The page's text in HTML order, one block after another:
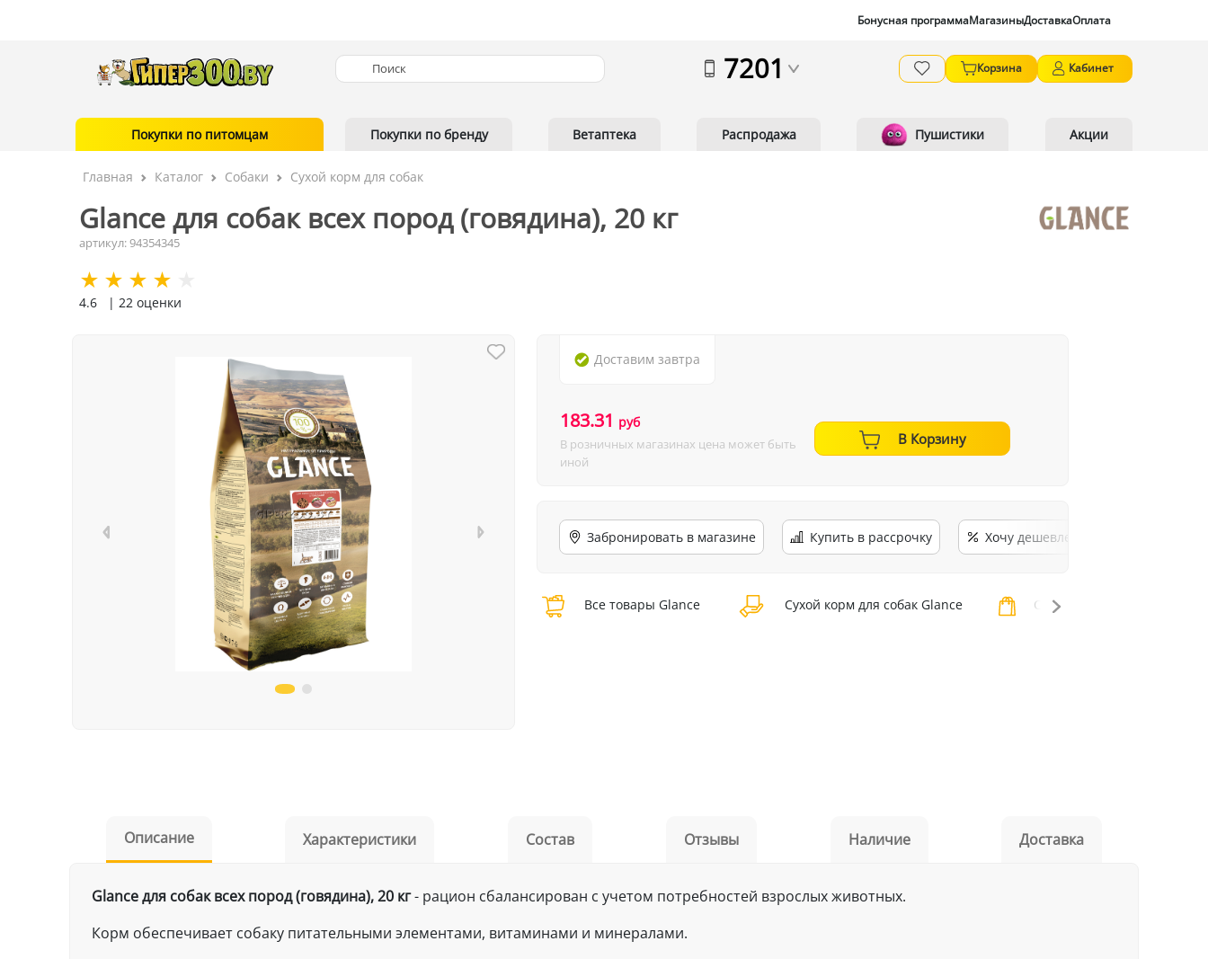
Бонусная программаМагазиныДоставкаОплата
7201 Корзина Кабинет
Покупки по питомцам Покупки по бренду Ветаптека Распродажа Пушистики Акции
Главная Каталог Собаки Сухой корм для собак
Glance для собак всех пород (говядина), 20 кг
артикул: 94354345
4.6 | 22 оценки
Доставим завтра
183.31 руб
В розничных магазинах цена может быть
иной
В Корзину
Забронировать в магазине Купить в рассрочку Хочу дешевле
Все товары Glance Сухой корм для собак Glance Сухой корм для собак
Описание Характеристики Состав Отзывы Наличие Доставка
Glance для собак всех пород (говядина), 20 кг- рацион сбалансирован с учетом потребностей взрослых животных.
Корм обеспечивает собаку питательными элементами, витаминами и минералами.